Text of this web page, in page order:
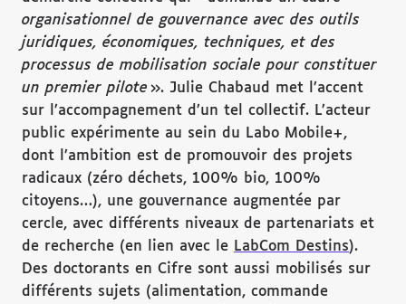
organisationnel de gouvernance avec des outils
juridiques, économiques, techniques, et des
processus de mobilisation sociale pour constituer
un premier pilote ». Julie Chabaud met l’accent
sur l’accompagnement d’un tel collectif. L’acteur
public expérimente au sein du Labo Mobile+,
dont l’ambition est de promouvoir des projets
radicaux (zéro déchets, 100% bio, 100%
citoyens…), une gouvernance augmentée par
cercle, avec différents niveaux de partenariats et
de recherche (en lien avec le LabCom Destins).
Des doctorants en Cifre sont aussi mobilisés sur
différents sujets (alimentation, commande